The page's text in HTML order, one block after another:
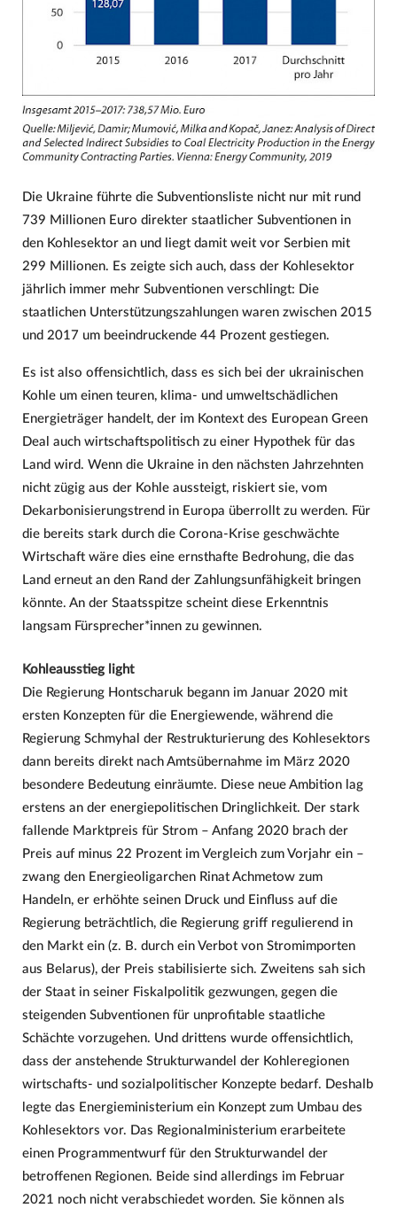
Die Ukraine führte die Subventionsliste nicht nur mit rund
739 Millionen Euro direkter staatlicher Subventionen in
den Kohlesektor an und liegt damit weit vor Serbien mit
299 Millionen. Es zeigte sich auch, dass der Kohlesektor
jährlich immer mehr Subventionen verschlingt: Die
staatlichen Unterstützungszahlungen waren zwischen 2015
und 2017 um beeindruckende 44 Prozent gestiegen.
Es ist also offensichtlich, dass es sich bei der ukrainischen
Kohle um einen teuren, klima- und umweltschädlichen
Energieträger handelt, der im Kontext des European Green
Deal auch wirtschaftspolitisch zu einer Hypothek für das
Land wird. Wenn die Ukraine in den nächsten Jahrzehnten
nicht zügig aus der Kohle aussteigt, riskiert sie, vom
Dekarbonisierungstrend in Europa überrollt zu werden. Für
die bereits stark durch die Corona-Krise geschwächte
Wirtschaft wäre dies eine ernsthafte Bedrohung, die das
Land erneut an den Rand der Zahlungsunfähigkeit bringen
könnte. An der Staatsspitze scheint diese Erkenntnis
langsam Fürsprecher*innen zu gewinnen.
Kohleausstieg light
Die Regierung Hontscharuk begann im Januar 2020 mit
ersten Konzepten für die Energiewende, während die
Regierung Schmyhal der Restrukturierung des Kohlesektors
dann bereits direkt nach Amtsübernahme im März 2020
besondere Bedeutung einräumte. Diese neue Ambition lag
erstens an der energiepolitischen Dringlichkeit. Der stark
fallende Marktpreis für Strom – Anfang 2020 brach der
Preis auf minus 22 Prozent im Vergleich zum Vorjahr ein –
zwang den Energieoligarchen Rinat Achmetow zum
Handeln, er erhöhte seinen Druck und Einfluss auf die
Regierung beträchtlich, die Regierung griff regulierend in
den Markt ein (z. B. durch ein Verbot von Stromimporten
aus Belarus), der Preis stabilisierte sich. Zweitens sah sich
der Staat in seiner Fiskalpolitik gezwungen, gegen die
steigenden Subventionen für unprofitable staatliche
Schächte vorzugehen. Und drittens wurde offensichtlich,
dass der anstehende Strukturwandel der Kohleregionen
wirtschafts- und sozialpolitischer Konzepte bedarf. Deshalb
legte das Energieministerium ein Konzept zum Umbau des
Kohlesektors vor. Das Regionalministerium erarbeitete
einen Programmentwurf für den Strukturwandel der
betroffenen Regionen. Beide sind allerdings im Februar
2021 noch nicht verabschiedet worden. Sie können als